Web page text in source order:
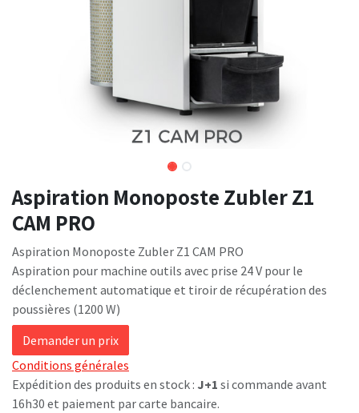
Aspiration Monoposte Zubler Z1
CAM PRO
Aspiration Monoposte Zubler Z1 CAM PRO
Aspiration pour machine outils avec prise 24 V pour le
déclenchement automatique et tiroir de récupération des
poussières (1200 W)
Demander un prix
Conditions générales
Expédition des produits en stock : J+1 si commande avant
16h30 et paiement par carte bancaire.